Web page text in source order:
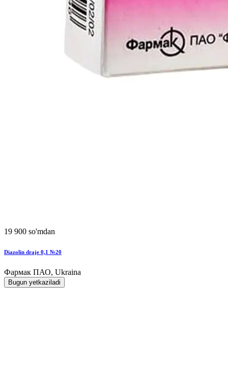
19 900 so'mdan
Diazolin draje 0,1 №20
Фармак ПАО, Ukraina
Bugun yetkaziladi